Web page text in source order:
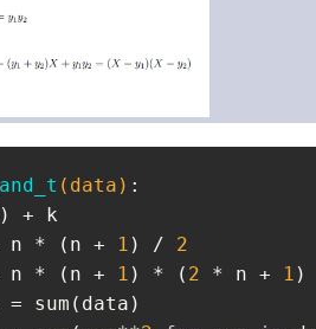
(data) :
+ k
n * (n +
1 ) / 2
n * (n +
1 ) * ( 2 * n + 1
= sum(data)